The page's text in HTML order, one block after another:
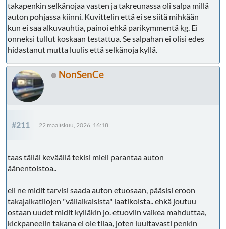
takapenkin selkänojaa vasten ja takreunassa oli salpa millä
auton pohjassa kiinni. Kuvittelin että ei se siitä mihkään
kun ei saa alkuvauhtia, painoi ehkä parikymmentä kg. Ei
onneksi tullut koskaan testattua. Se salpahan ei olisi edes
hidastanut mutta luulis että selkänoja kyllä.
NonSenCe
#211 22 maaliskuu, 2026, 16:18
taas tälläi keväällä tekisi mieli parantaa auton
äänentoistoa..
eli ne midit tarvisi saada auton etuosaan, pääsisi eroon
takajalkatilojen "väliaikaisista" laatikoista.. ehkä joutuu
ostaan uudet midit kylläkin jo. etuoviin vaikea mahduttaa,
kickpaneelin takana ei ole tilaa, joten luultavasti penkin